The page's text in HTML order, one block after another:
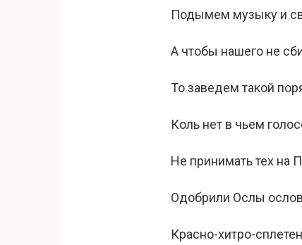
Подымем музыку и
А чтобы нашего не
То заведем такой
Коль нет в чьем
Не принимать тех на
Одобрили Ослы
Красно-хитро-